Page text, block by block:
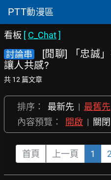
PTT動漫區
看板 [ C_Chat]
討論串
[閒聊] 「忠誠
讓人共感?
共 12 篇文章
排序： 最新先 | 最舊先
內容預覽：
開啟 | 關閉
首頁 上一頁 1